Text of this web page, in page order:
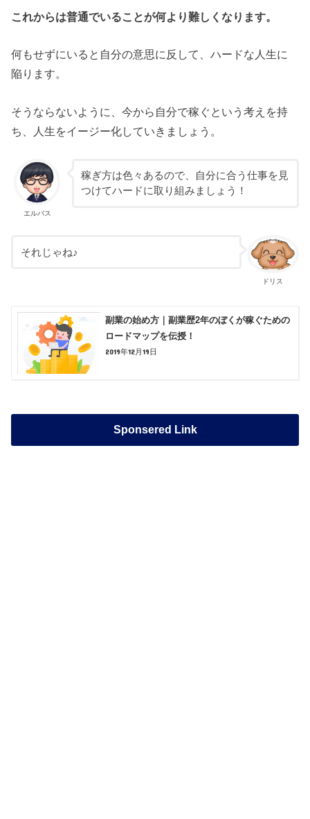
これからは普通でいることが何より難しくなります。
何もせずにいると自分の意思に反して、ハードな人生に
陥ります。
そうならないように、今から自分で稼ぐという考えを持
ち、人生をイージー化していきましょう。
エルバス
稼ぎ方は色々あるので、自分に合う仕事を見
つけてハードに取り組みましょう！
ドリス
それじゃね♪
副業の始め方｜副業歴2年のぼくが稼ぐための
ロードマップを伝授！
2019年12月19日
Sponsered Link